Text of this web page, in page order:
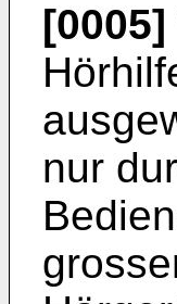
[0005]
nur